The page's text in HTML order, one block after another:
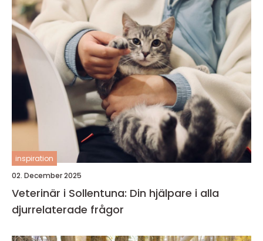
inspiration
02. December 2025
Veterinär i Sollentuna: Din hjälpare i alla
djurrelaterade frågor